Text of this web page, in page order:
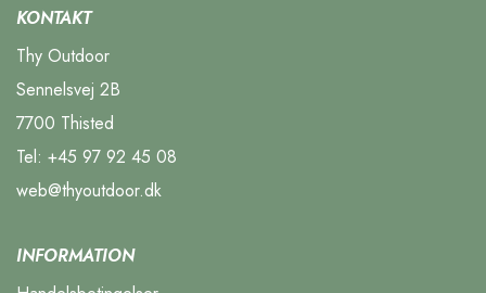
KONTAKT
Thy Outdoor
Sennelsvej 2B
7700 Thisted
Tel: +45 97 92 45 08
web@thyoutdoor.dk
INFORMATION